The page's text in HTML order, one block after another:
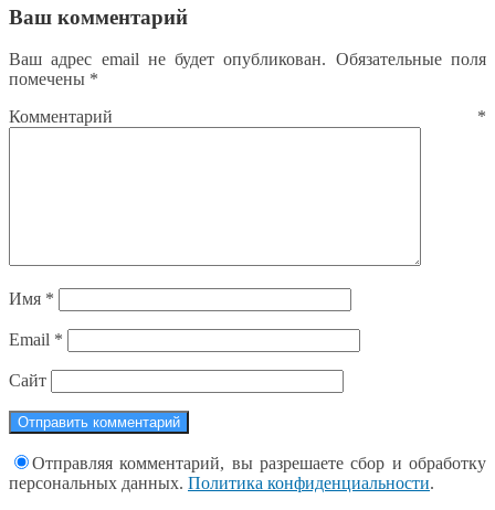
Ваш комментарий
Ваш адрес email не будет опубликован. Обязательные поля
помечены *
Комментарий *
Имя *
Email *
Сайт
Отправляя комментарий, вы разрешаете сбор и обработку
персональных данных. Политика конфиденциальности.